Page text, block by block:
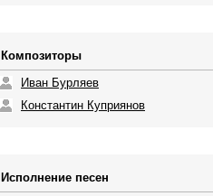
Композиторы
Иван Бурляев
Константин Куприянов
Исполнение песен